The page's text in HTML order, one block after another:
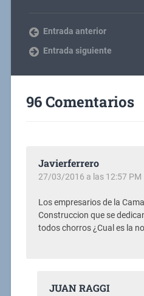
Entrada anterior
Entrada siguiente
96 Comentarios
Javierferrero
27/03/2016 a las 12:57 PM
Los empresarios de la
Construccion que se
todos chorros ¿Cual es la
JUAN RAGGI